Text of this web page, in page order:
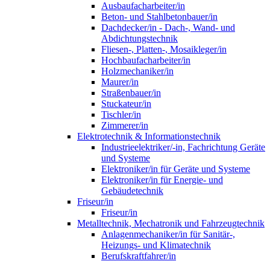
Ausbaufacharbeiter/in
Beton- und Stahlbetonbauer/in
Dachdecker/in - Dach-, Wand- und
Abdichtungstechnik
Fliesen-, Platten-, Mosaikleger/in
Hochbaufacharbeiter/in
Holzmechaniker/in
Maurer/in
Straßenbauer/in
Stuckateur/in
Tischler/in
Zimmerer/in
Elektrotechnik & Informationstechnik
Industrieelektriker/-in, Fachrichtung Geräte
und Systeme
Elektroniker/in für Geräte und Systeme
Elektroniker/in für Energie- und
Gebäudetechnik
Friseur/in
Friseur/in
Metalltechnik, Mechatronik und Fahrzeugtechnik
Anlagenmechaniker/in für Sanitär-,
Heizungs- und Klimatechnik
Berufskraftfahrer/in